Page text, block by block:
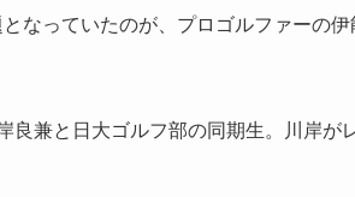
なっていたのが、プロゴルファーの
兼と日大ゴルフ部の同期生。川岸が